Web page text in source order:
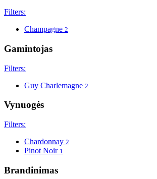
Filters:
Champagne 2
Gamintojas
Filters:
Guy Charlemagne 2
Vynuogės
Filters:
Chardonnay 2
Pinot Noir 1
Brandinimas